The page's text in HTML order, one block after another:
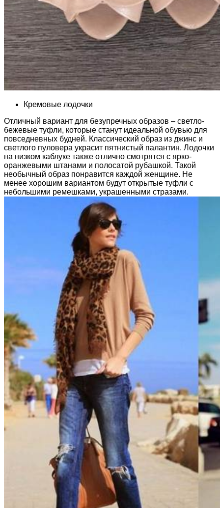
Кремовые лодочки
Отличный вариант для безупречных образов – светло-
бежевые туфли, которые станут идеальной обувью для
повседневных будней. Классический образ из джинс и
светлого пуловера украсит пятнистый палантин. Лодочки
на низком каблуке также отлично смотрятся с ярко-
оранжевыми штанами и полосатой рубашкой. Такой
необычный образ понравится каждой женщине. Не
менее хорошим вариантом будут открытые туфли с
небольшими ремешками, украшенными стразами.